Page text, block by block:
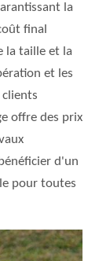
la
final
la taille et la
et les
clients
offre des prix
d'un
pour toutes